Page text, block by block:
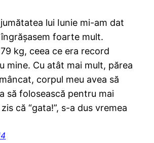
lui Iunie mi-am dat
foarte mult.
kg, ceea ce era record
mine. Cu atât mai mult, părea
corpul meu avea să
să folosească pentru mai
că “gata!”, s-a dus vremea